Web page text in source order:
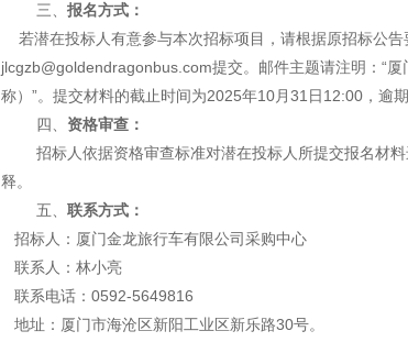
三、报名方式：
若潜在投标人有意参与本次招标项目， 请根据原招标公告
jlcgzb@goldendragonbus.com提交。邮件主题请注明：“
称） ”。提交材料的截止时间为2025年10月31 日1 2:00，逾
四、 资格审查：
招标人依据资格审查标准对潜在投标人所提交报名材
释。
五、联系方式：
招标人：厦门金龙旅行车有限公司采购中心
联系人：林小亮
联系电话：0592-5649816
地址：厦门市海沧区新阳工业区新乐路30号。